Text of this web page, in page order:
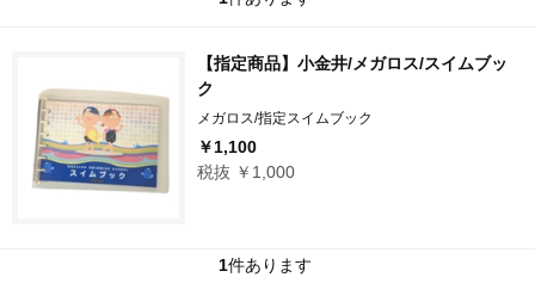
【指定商品】小金井/メガロス/スイムブッ
ク
メガロス/指定スイムブック
￥1,100
税抜 ￥1,000
1件あります